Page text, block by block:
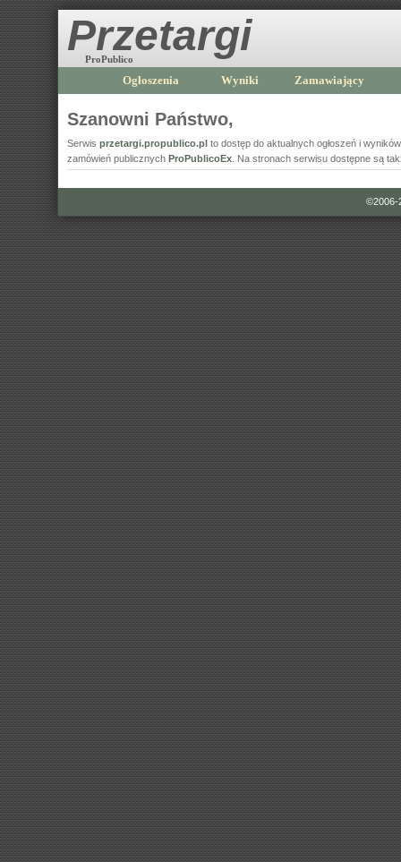
Przetargi
ProPublico
Ogłoszenia Wyniki Zamawiający
Szanowni Państwo,
Serwis przetargi.propublico.pl to dostęp do aktualnych ogłoszeń i
zamówień publicznych ProPublicoEx . Na stronach serwisu dostępne są
©2006-